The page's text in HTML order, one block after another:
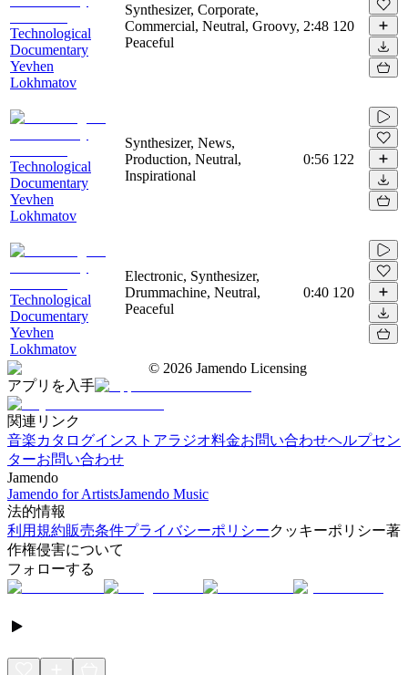
Technological
Documentary
Yevhen
Lokhmatov
Synthesizer, Corporate,
Commercial, Neutral, Groovy,
Peaceful
2:48 120
Technological
Documentary
Yevhen
Lokhmatov
Synthesizer, News,
Production, Neutral,
Inspirational
0:56 122
Technological
Documentary
Yevhen
Lokhmatov
Electronic, Synthesizer,
Drummachine, Neutral,
Peaceful
0:40 120
© 2026 Jamendo Licensing
アプリを入手
関連リンク
音楽カタログインストアラジオ料金お問い合わせヘルプセン
ターお問い合わせ
Jamendo
Jamendo for ArtistsJamendo Music
法的情報
利用規約販売条件プライバシーポリシークッキーポリシー著
作権侵害について
フォローする